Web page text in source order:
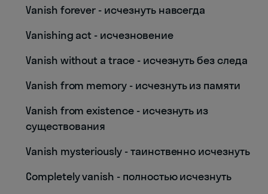
Vanish forever - исчезнуть навсегда
Vanishing act - исчезновение
Vanish without a trace - исчезнуть без следа
Vanish from memory - исчезнуть из памяти
Vanish from existence - исчезнуть из
существования
Vanish mysteriously - таинственно исчезнуть
Completely vanish - полностью исчезнуть